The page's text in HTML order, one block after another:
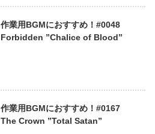
作業用BGMにおすすめ！#0048
Forbidden ”Chalice of Blood”
作業用BGMにおすすめ！#0167
The Crown ”Total Satan”